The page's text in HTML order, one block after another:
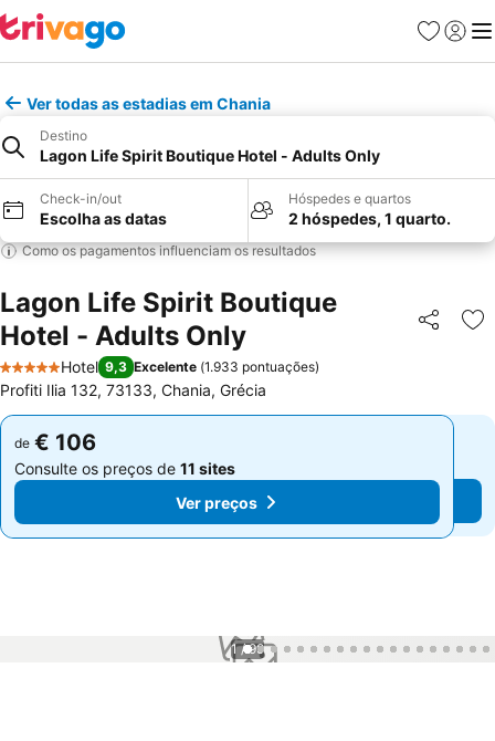
Favoritos
Iniciar
Ver todas as estadias em Chania
Destino
Lagon Life Spirit Boutique Hotel - Adults Only
Check-in/out
Escolha as datas
Hóspedes e quartos
2 hóspedes, 1 quarto.
Como os pagamentos influenciam os resultados
Lagon Life Spirit Boutique
Hotel - Adults Only
Partilhar
5 Estrelas
Hotel 9,3 Excelente (1.933 pontuações)
Profiti Ilia 132, 73133, Chania, Grécia
de € 106
Consulte os preços de 11 sites
Ver preços
de € 106
Consulte os preços de 11 sites
Ver preços
1 / 99